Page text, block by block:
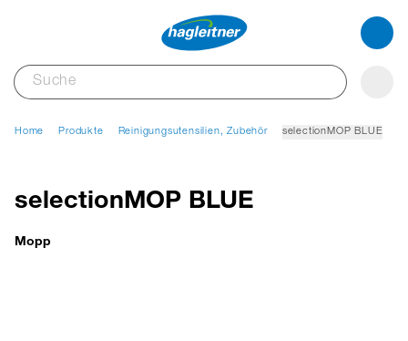
Home Produkte Reinigungsutensilien, Zubehör selectionMOP BLUE
selectionMOP BLUE
Mopp